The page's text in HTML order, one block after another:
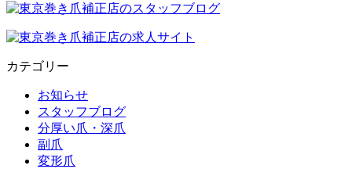
カテゴリー
お知らせ
スタッフブログ
分厚い爪・深爪
副爪
変形爪